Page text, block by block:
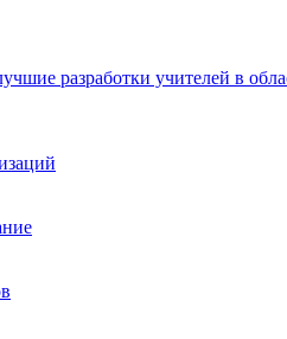
разработки учителей в